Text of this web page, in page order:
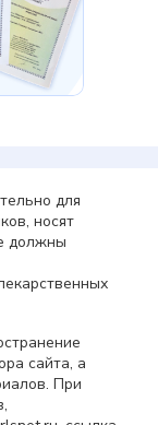
для
носят
должны
сайта, а
При